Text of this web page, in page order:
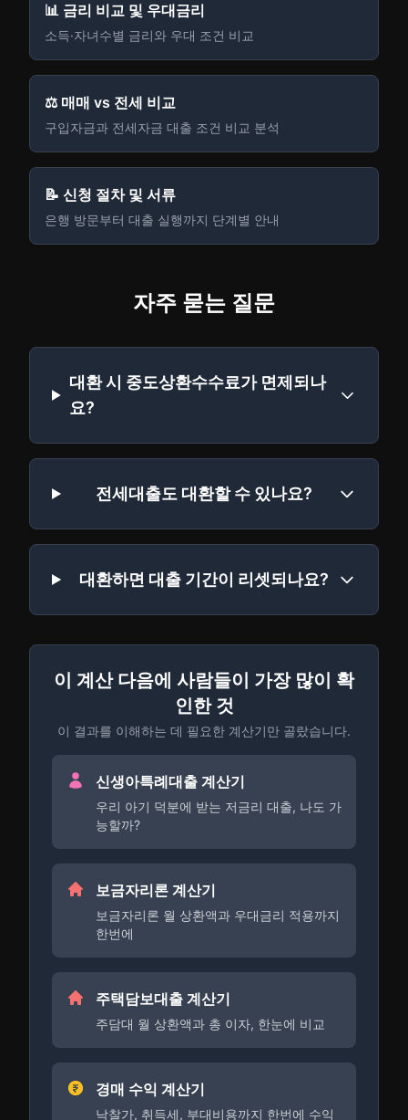
📊 금리 비교 및 우대금리
소득·자녀수별 금리와 우대 조건 비교
⚖️ 매매 vs 전세 비교
구입자금과 전세자금 대출 조건 비교 분석
📝 신청 절차 및 서류
은행 방문부터 대출 실행까지 단계별 안내
자주 묻는 질문
대환 시 중도상환수수료가 면제되나
요?
전세대출도 대환할 수 있나요?
대환하면 대출 기간이 리셋되나요?
이 계산 다음에 사람들이 가장 많이 확
인한 것
이 결과를 이해하는 데 필요한 계산기만 골랐습니다.
신생아특례대출 계산기
우리 아기 덕분에 받는 저금리 대출, 나도 가
능할까?
보금자리론 계산기
보금자리론 월 상환액과 우대금리 적용까지
한번에
주택담보대출 계산기
주담대 월 상환액과 총 이자, 한눈에 비교
경매 수익 계산기
낙찰가, 취득세, 부대비용까지 한번에 수익